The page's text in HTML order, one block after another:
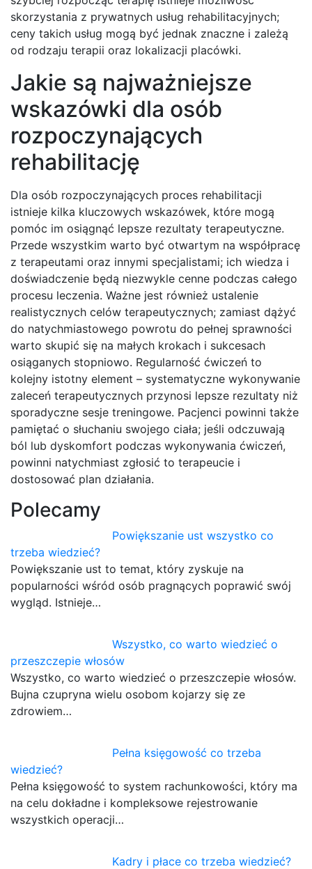
skorzystania z prywatnych usług rehabilitacyjnych;
ceny takich usług mogą być jednak znaczne i zależą
od rodzaju terapii oraz lokalizacji placówki.
Jakie są najważniejsze
wskazówki dla osób
rozpoczynających
rehabilitację
Dla osób rozpoczynających proces rehabilitacji
istnieje kilka kluczowych wskazówek, które mogą
pomóc im osiągnąć lepsze rezultaty terapeutyczne.
Przede wszystkim warto być otwartym na współpracę
z terapeutami oraz innymi specjalistami; ich wiedza i
doświadczenie będą niezwykle cenne podczas całego
procesu leczenia. Ważne jest również ustalenie
realistycznych celów terapeutycznych; zamiast dążyć
do natychmiastowego powrotu do pełnej sprawności
warto skupić się na małych krokach i sukcesach
osiąganych stopniowo. Regularność ćwiczeń to
kolejny istotny element – systematyczne wykonywanie
zaleceń terapeutycznych przynosi lepsze rezultaty niż
sporadyczne sesje treningowe. Pacjenci powinni także
pamiętać o słuchaniu swojego ciała; jeśli odczuwają
ból lub dyskomfort podczas wykonywania ćwiczeń,
powinni natychmiast zgłosić to terapeucie i
dostosować plan działania.
Polecamy
Powiększanie ust wszystko co
trzeba wiedzieć?
Powiększanie ust to temat, który zyskuje na
popularności wśród osób pragnących poprawić swój
wygląd. Istnieje…
Wszystko, co warto wiedzieć o
przeszczepie włosów
Wszystko, co warto wiedzieć o przeszczepie włosów.
Bujna czupryna wielu osobom kojarzy się ze
zdrowiem…
Pełna księgowość co trzeba
wiedzieć?
Pełna księgowość to system rachunkowości, który ma
na celu dokładne i kompleksowe rejestrowanie
wszystkich operacji…
Kadry i płace co trzeba wiedzieć?